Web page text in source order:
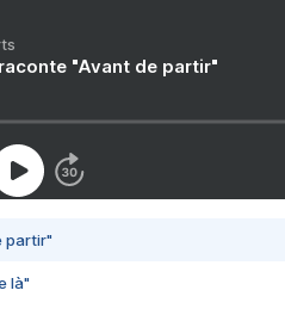
"Avant de partir"
partir"
là"